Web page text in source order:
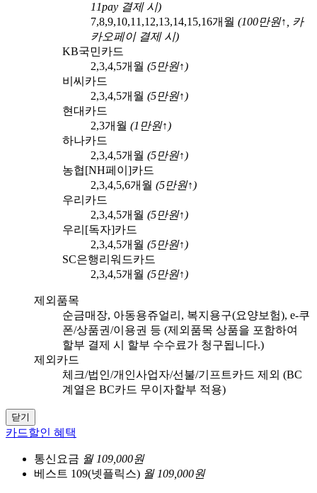
11pay 결제 시)
7,8,9,10,11,12,13,14,15,16개월 (100만원↑, 카
카오페이결제 시)
KB국민카드
2,3,4,5개월 (5만원↑)
비씨카드
2,3,4,5개월 (5만원↑)
현대카드
2,3개월 (1 만원↑)
하나카드
2,3,4,5개월 (5만원↑)
농협[NH페이]카드
2,3,4,5,6개월 (5만원↑)
우리카드
2,3,4,5개월 (5만원↑)
우리[독자]카드
2,3,4,5개월 (5만원↑)
SC은행리워드카드
2,3,4,5개월 (5만원↑)
제외품목
순금매장, 아동용쥬얼리, 복지용구(요양보험), e-쿠
폰/상품권/이용권 등 (제외품목 상품을 포함하여
할부 결제 시 할부 수수료가 청구됩니다.)
제외카드
체크/법인/개인사업자/선불/기프트카드 제외 (BC
계열은 BC카드 무이자할부 적용)
닫기
카드할인 혜택
통신요금 월 109,000원
베스트 109(넷플릭스) 월 109,000원